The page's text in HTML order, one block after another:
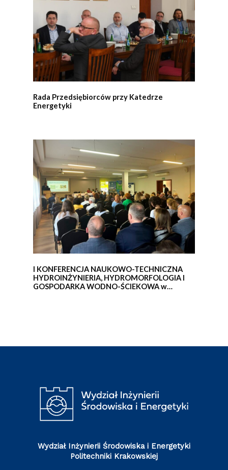
Rada Przedsiębiorców przy Katedrze
Energetyki
I KONFERENCJA NAUKOWO-TECHNICZNA
HYDROINŻYNIERIA, HYDROMORFOLOGIA I
GOSPODARKA WODNO-ŚCIEKOWA w
Wydział Inżynierii Środowiska i Energetyki
Politechniki Krakowskiej